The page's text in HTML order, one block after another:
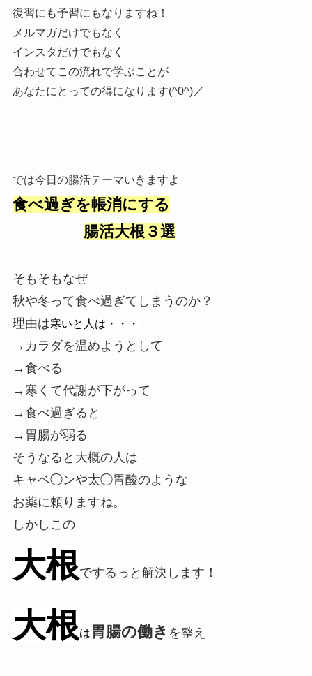
復習にも予習にもなりますね！
メルマガだけでもなく
インスタだけでもなく
合わせてこの流れで学ぶことが
あなたにとっての得になります(^0^)／
では今日の腸活テーマいきますよ
食べ過ぎを帳消にする
腸活大根３選
そもそもなぜ
秋や冬って食べ過ぎてしまうのか？
理由は寒いと人は・・・
→カラダを温めようとして
→食べる
→寒くて代謝が下がって
→食べ過ぎると
→胃腸が弱る
そうなると大概の人は
キャベ◯ンや太◯胃酸のような
お薬に頼りますね。
しかしこの
大根でするっと解決します！
大根は 胃腸の働き を整え